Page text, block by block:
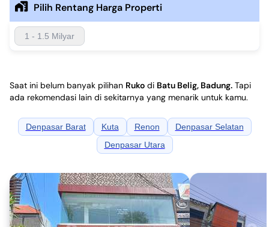
Pilih Rentang Harga Properti
1 - 1.5 Milyar
Saat ini belum banyak pilihan Ruko di Batu Belig, Badung. Tapi
ada rekomendasi lain di sekitarnya yang menarik untuk kamu.
Denpasar Barat Kuta Renon
Denpasar Selatan
Denpasar Utara